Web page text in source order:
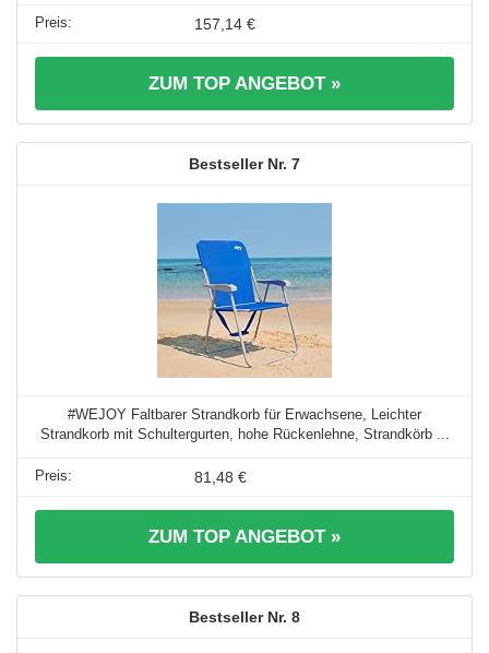
157,14 €
ZUM TOP ANGEBOT »
7
#WEJOY Faltbarer Strandkorb für Erwachsene, Leichter
Strandkorb mit Schultergurten, hohe Rückenlehne, Strandkörb ...
81,48 €
ZUM TOP ANGEBOT »
8